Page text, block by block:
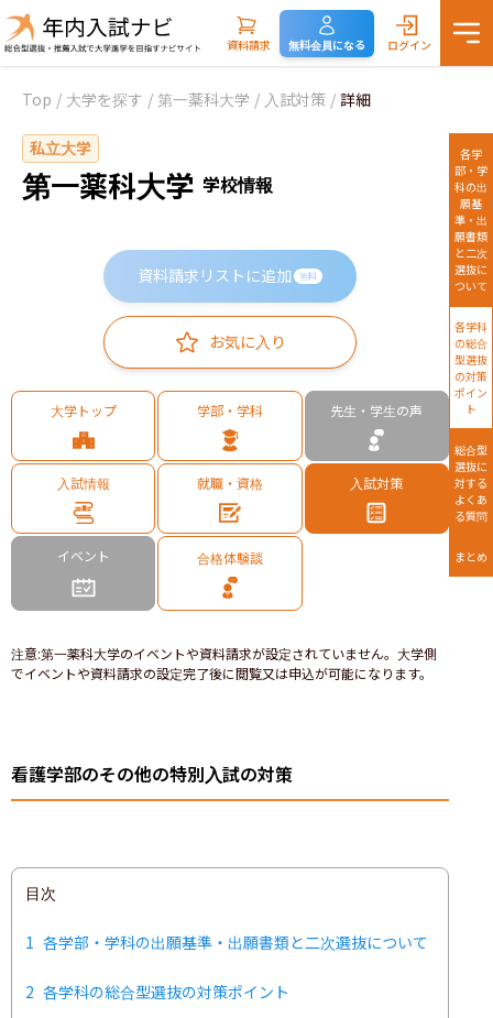
資料請求 無料会員になる ログイン
Top / 大学を探す / 第一薬科大学 / 入試対策 / 詳細
私立大学
第一薬科大学 学校情報
資料請求リストに追加 無料
お気に入り
大学トップ 学部・学科 先生・学生の声
入試情報 就職・資格 入試対策
イベント 合格体験談
注意:第一薬科大学のイベントや資料請求が設定されていません。大学側
でイベントや資料請求の設定完了後に閲覧又は申込が可能になります。
看護学部のその他の特別入試の対策
目次
1 各学部・学科の出願基準・出願書類と二次選抜について
2 各学科の総合型選抜の対策ポイント
各学
部・学
科の出
願基
準・出
願書類
と二次
選抜に
ついて
各学科
の総合
型選抜
の対策
ポイン
ト
総合型
選抜に
対する
よくあ
る質問
まとめ